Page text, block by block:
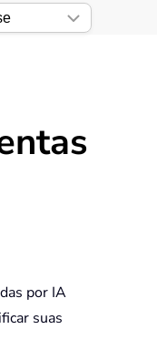
por IA
suas